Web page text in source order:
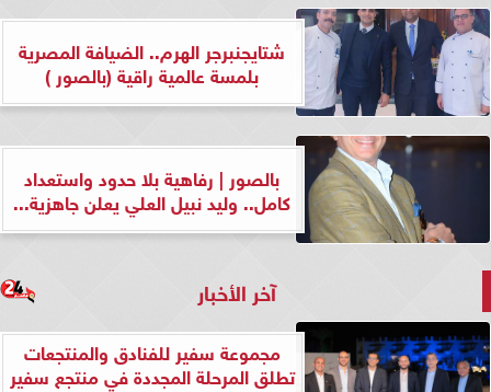
شتايجنبرجر الهرم.. الضيافة المصرية
بلمسة عالمية راقية (بالصور )
بالصور | رفاهية بلا حدود واستعداد
كامل.. وليد نبيل العلي يعلن جاهزية...
آخر الأخبار
مجموعة سفير للفنادق والمنتجعات
تطلق المرحلة المجددة في منتجع سفير